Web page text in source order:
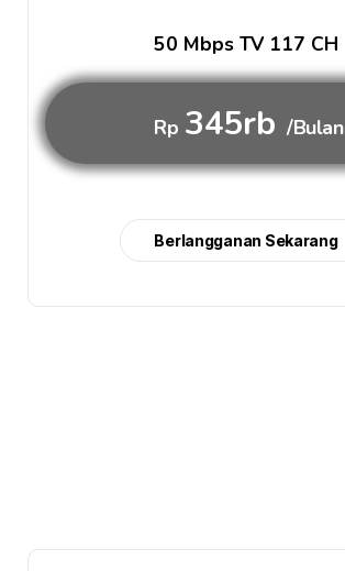
50 Mbps TV 117 CH
Rp 345rb /Bulan
Berlangganan Sekarang